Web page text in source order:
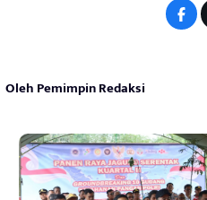
Oleh Pemimpin Redaksi